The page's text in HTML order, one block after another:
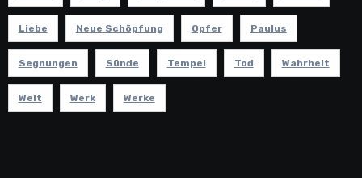
Liebe Neue Schöpfung Opfer Paulus
Segnungen Sünde Tempel Tod Wahrheit
Welt Werk Werke